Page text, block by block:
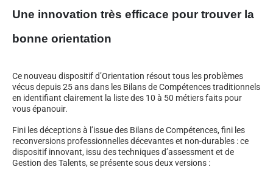
Une innovation très efficace pour trouver la
bonne orientation
Ce nouveau dispositif d’Orientation résout tous les problèmes
vécus depuis 25 ans dans les Bilans de Compétences traditionnels
en identifiant clairement la liste des 10 à 50 métiers faits pour
vous épanouir.
Fini les déceptions à l’issue des Bilans de Compétences, fini les
reconversions professionnelles décevantes et non-durables : ce
dispositif innovant, issu des techniques d’assessment et de
Gestion des Talents, se présente sous deux versions :